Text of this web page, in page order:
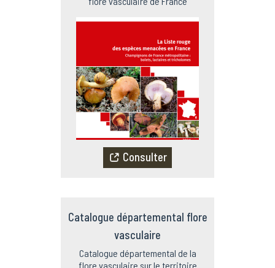
Consulter
Catalogue départemental flore
vasculaire
Catalogue départemental de la
flore vasculaire sur le territoire